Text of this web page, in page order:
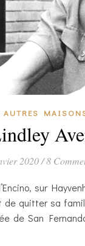
AUTRES
2020/8
sur
quitter sa
de San